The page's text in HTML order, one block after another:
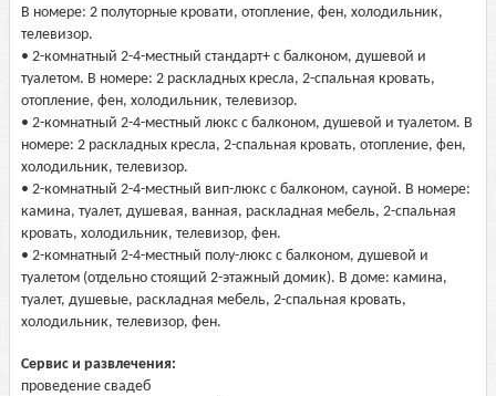
В номере: 2 полуторные кровати, отопление, фен, холодильник,
телевизор.
• 2-комнатный 2-4-местный стандарт+ с балконом, душевой и
туалетом. В номере: 2 раскладных кресла, 2-спальная кровать,
отопление, фен, холодильник, телевизор.
• 2-комнатный 2-4-местный люкс с балконом, душевой и туалетом. В
номере: 2 раскладных кресла, 2-спальная кровать, отопление, фен,
холодильник, телевизор.
• 2-комнатный 2-4-местный вип-люкс с балконом, сауной. В номере:
камина, туалет, душевая, ванная, раскладная мебель, 2-спальная
кровать, холодильник, телевизор, фен.
• 2-комнатный 2-4-местный полу-люкс с балконом, душевой и
туалетом (отдельно стоящий 2-этажный домик). В доме: камина,
туалет, душевые, раскладная мебель, 2-спальная кровать,
холодильник, телевизор, фен.
Сервис и развлечения:
проведение свадеб